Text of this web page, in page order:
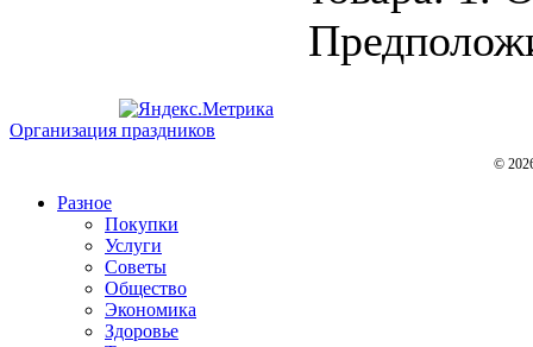
Организация праздников
©
Разное
Покупки
Услуги
Советы
Общество
Экономика
Здоровье